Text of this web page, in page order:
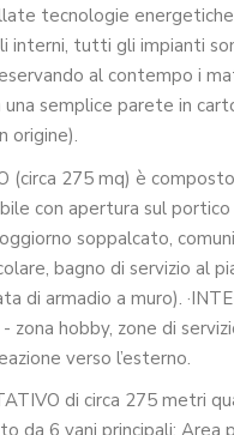
tecnologie
interni, tutti gli impianti
al contempo i
semplice parete in
origine).
(circa 275 mq) è
con apertura sul
soppalcato,
bagno di servizio al
di armadio a muro).
zona hobby, zone di
verso l’esterno.
di circa 275 metri